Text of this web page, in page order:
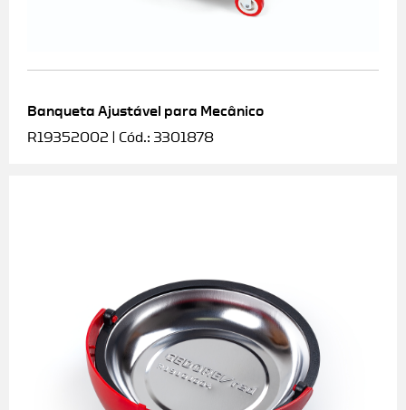
Banqueta Ajustável para Mecânico
R19352002 | Cód.: 3301878